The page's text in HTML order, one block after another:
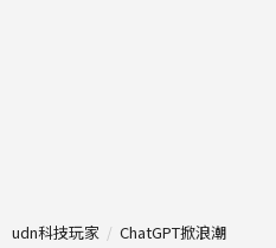
udn科技玩家 ChatGPT掀浪潮